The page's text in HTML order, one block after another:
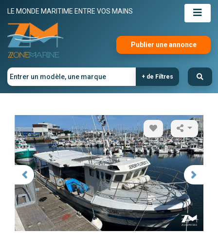
LE MONDE MARITIME ENTRE VOS MAINS
Publier une annonce
+ de Filtres